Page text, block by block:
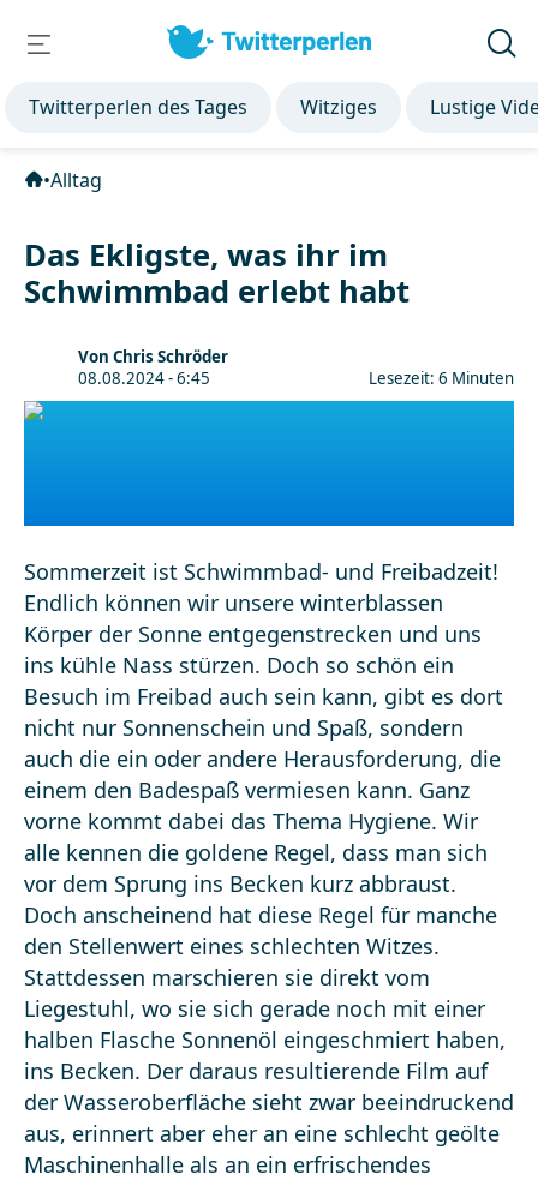
Twitterperlen des Tages Witziges Lustige
•Alltag
Das Ekligste, was ihr im
Schwimmbad erlebt habt
Von Chris Schröder
08.08.2024 - 6:45
Lesezeit: 6 Minuten
Sommerzeit ist Schwimmbad- und Freibadzeit!
Endlich können wir unsere winterblassen
Körper der Sonne entgegenstrecken und uns
ins kühle Nass stürzen. Doch so schön ein
Besuch im Freibad auch sein kann, gibt es dort
nicht nur Sonnenschein und Spaß, sondern
auch die ein oder andere Herausforderung, die
einem den Badespaß vermiesen kann. Ganz
vorne kommt dabei das Thema Hygiene. Wir
alle kennen die goldene Regel, dass man sich
vor dem Sprung ins Becken kurz abbraust.
Doch anscheinend hat diese Regel für manche
den Stellenwert eines schlechten Witzes.
Stattdessen marschieren sie direkt vom
Liegestuhl, wo sie sich gerade noch mit einer
halben Flasche Sonnenöl eingeschmiert haben,
ins Becken. Der daraus resultierende Film auf
der Wasseroberfläche sieht zwar beeindruckend
aus, erinnert aber eher an eine schlecht geölte
Maschinenhalle als an ein erfrischendes